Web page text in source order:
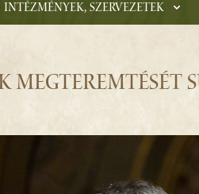
Intézmények, szervezetek
MEGTEREMTÉSÉT